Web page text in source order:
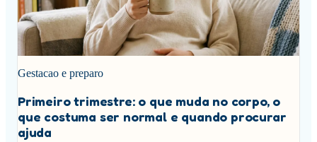
Gestacao e preparo
Primeiro trimestre: o que muda no corpo, o
que costuma ser normal e quando procurar
ajuda